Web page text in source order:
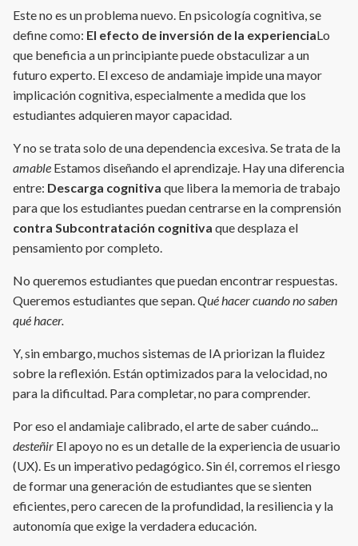
Este no es un problema nuevo. En psicología cognitiva, se
define como: El efecto de inversión de la experienciaLo
que beneficia a un principiante puede obstaculizar a un
futuro experto. El exceso de andamiaje impide una mayor
implicación cognitiva, especialmente a medida que los
estudiantes adquieren mayor capacidad.
Y no se trata solo de una dependencia excesiva. Se trata de la
amable Estamos diseñando el aprendizaje. Hay una diferencia
entre: Descarga cognitiva que libera la memoria de trabajo
para que los estudiantes puedan centrarse en la comprensión
contra Subcontratación cognitiva que desplaza el
pensamiento por completo.
No queremos estudiantes que puedan encontrar respuestas.
Queremos estudiantes que sepan.Qué hacer cuando no saben
qué hacer.
Y, sin embargo, muchos sistemas de IA priorizan la fluidez
sobre la reflexión. Están optimizados para la velocidad, no
para la dificultad. Para completar, no para comprender.
Por eso el andamiaje calibrado, el arte de saber cuándo...
desteñir El apoyo no es un detalle de la experiencia de usuario
(UX). Es un imperativo pedagógico. Sin él, corremos el riesgo
de formar una generación de estudiantes que se sienten
eficientes, pero carecen de la profundidad, la resiliencia y la
autonomía que exige la verdadera educación.